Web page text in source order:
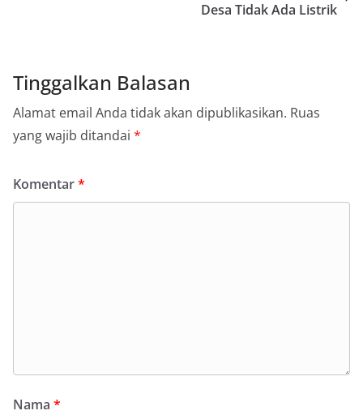
Desa Tidak Ada Listrik
Tinggalkan Balasan
Alamat email Anda tidak akan dipublikasikan. Ruas
yang wajib ditandai *
Komentar*
Nama *